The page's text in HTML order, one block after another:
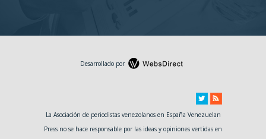
Desarrollado por
La Asociación de periodistas venezolanos en España Venezuelan
Press no se hace responsable por las ideas y opiniones vertidas en